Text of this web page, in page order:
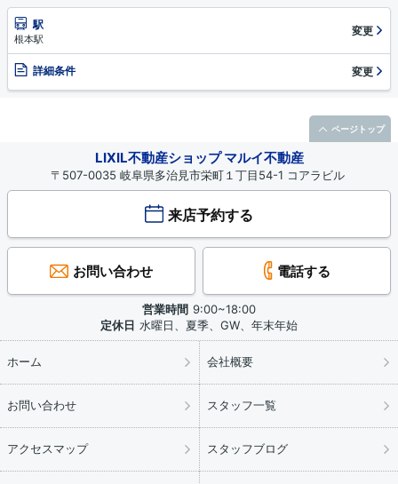
駅
根本駅
変更
詳細条件 変更
LIXIL不動産ショップ マルイ不動産
〒507-0035 岐阜県多治見市栄町１丁目54-1 コアラビル
来店予約する
お問い合わせ 電話する
営業時間 9:00~18:00
定休日 水曜日、夏季、GW、年末年始
ホーム 会社概要
お問い合わせ スタッフ一覧
アクセスマップ スタッフブログ
ページトップ